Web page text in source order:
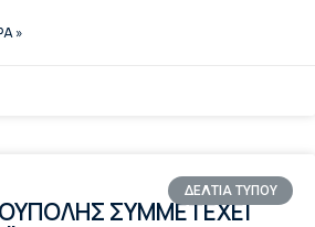
»
ΔΕΛΤΙΑ ΤΥΠΟΥ
ΣΥΜΜΕΤΕΧΕΙ